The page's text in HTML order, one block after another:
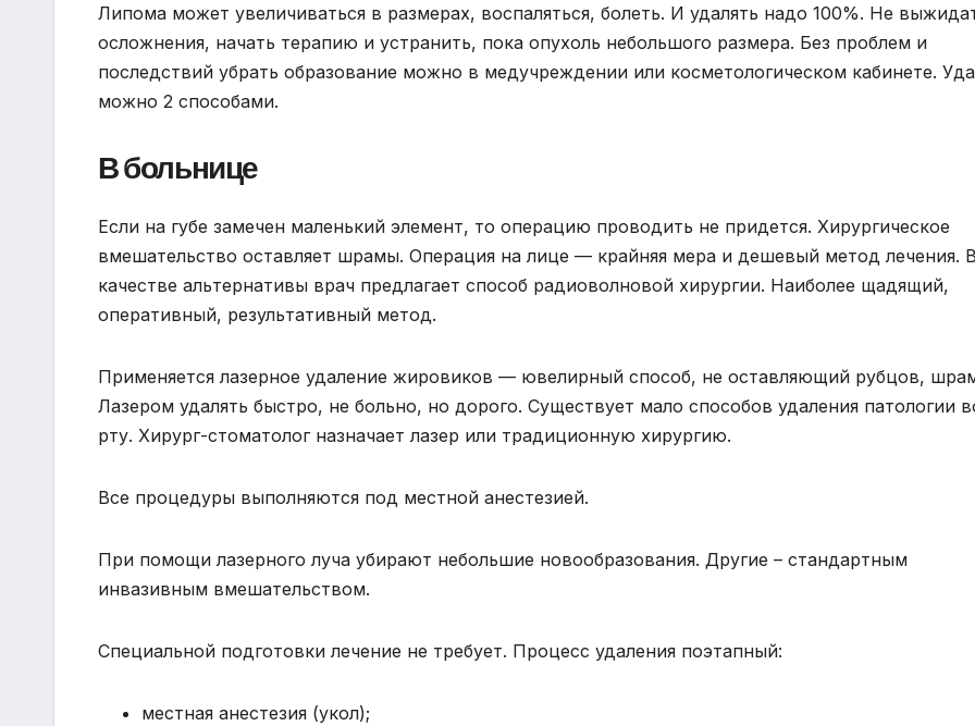
Липома может увеличиваться в размерах, воспаляться, болеть. И удалять надо 100%. Не
осложнения, начать терапию и устранить, пока опухоль небольшого размера. Без проблем и
последствий убрать образование можно в медучреждении или косметологическом кабинете.
можно 2 способами.
В больнице
Если на губе замечен маленький элемент, то операцию проводить не придется. Хирургическое
вмешательство оставляет шрамы. Операция на лице — крайняя мера и дешевый метод лечения.
качестве альтернативы врач предлагает способ радиоволновой хирургии. Наиболее щадящий,
оперативный, результативный метод.
Применяется лазерное удаление жировиков — ювелирный способ, не оставляющий рубцов,
Лазером удалять быстро, не больно, но дорого. Существует мало способов удаления патологии
рту. Хирург-стоматолог назначает лазер или традиционную хирургию.
Все процедуры выполняются под местной анестезией.
При помощи лазерного луча убирают небольшие новообразования. Другие – стандартным
инвазивным вмешательством.
Специальной подготовки лечение не требует. Процесс удаления поэтапный:
местная анестезия (укол);